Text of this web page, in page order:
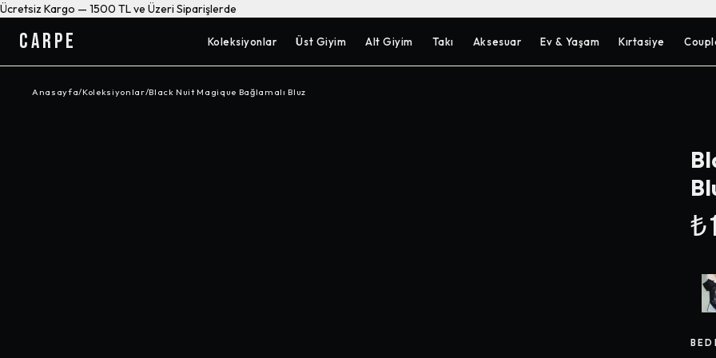
Ücretsiz Kargo — 1500 TL ve Üzeri Siparişlerde
CARPE Koleksiyonlar Üst Giyim Alt Giyim Takı Aksesuar Ev & Yaşam Kırtasiye
Anasayfa/Koleksiyonlar/Black Nuit Magique Bağlamalı Bluz